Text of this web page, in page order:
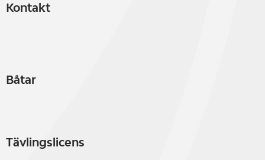
Kontakt
Båtar
Tävlingslicens